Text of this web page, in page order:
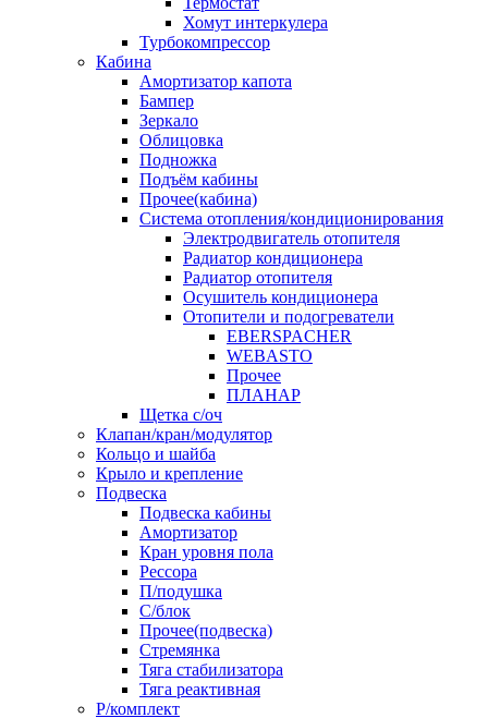
Хомут интеркулера
Турбокомпрессор
Кабина
Амортизатор капота
Бампер
Зеркало
Облицовка
Подножка
Подъём кабины
Прочее(кабина)
Система отопления/кондиционирования
Электродвигатель отопителя
Радиатор кондиционера
Радиатор отопителя
Осушитель кондиционера
Отопители и подогреватели
EBERSPACHER
WEBASTO
Прочее
ПЛАНАР
Щетка с/оч
Клапан/кран/модулятор
Кольцо и шайба
Крыло и крепление
Подвеска
Подвеска кабины
Амортизатор
Кран уровня пола
Рессора
П/подушка
С/блок
Прочее(подвеска)
Стремянка
Тяга стабилизатора
Тяга реактивная
Р/комплект